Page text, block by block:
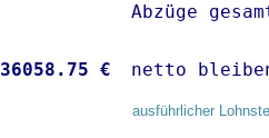
Abzüge
36058.75 € netto
ausführlicher